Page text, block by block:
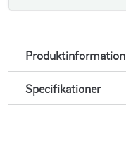
Produktinformation
Specifikationer